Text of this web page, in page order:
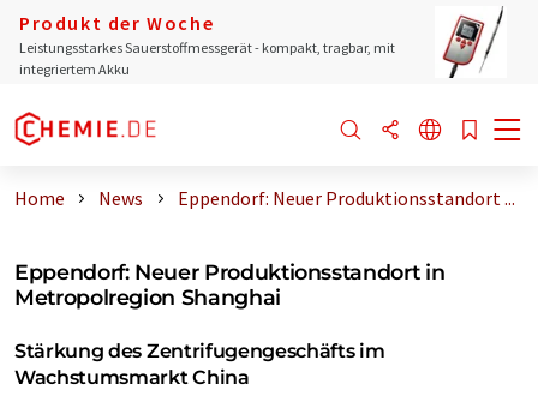
Produkt der Woche
Leistungsstarkes Sauerstoffmessgerät - kompakt, tragbar, mit
integriertem Akku
Home News Eppendorf: Neuer Produktionsstandort ...
Eppendorf: Neuer Produktionsstandort in
Metropolregion Shanghai
Stärkung des Zentrifugengeschäfts im
Wachstumsmarkt China